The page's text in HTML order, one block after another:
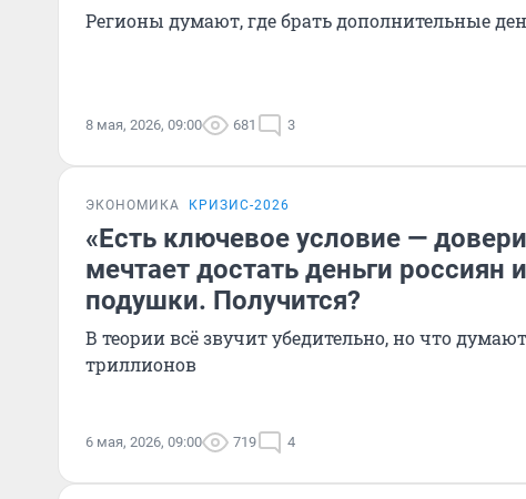
Регионы думают, где брать дополнительные
8 мая, 2026, 09:00 681 3
ЭКОНОМИКА КРИЗИС-2026
«Есть ключевое условие —
мечтает достать деньги россиян
подушки. Получится?
В теории всё звучит убедительно, но что
триллионов
6 мая, 2026, 09:00 719 4